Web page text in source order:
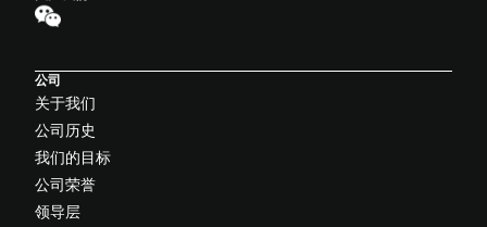
公司
关于我们
公司历史
我们的目标
公司荣誉
领导层